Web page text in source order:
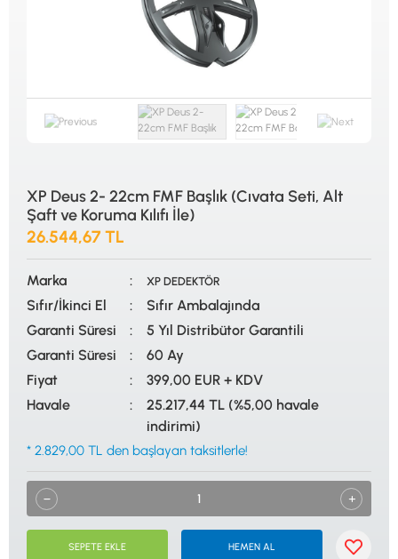
KULAKLIKLAR VE KULAKLIK BAĞLANTI
AKSESUARLARI
ŞAFTLAR VE ŞAFT AKSESUARLARI
KILIFLAR
XP
RUTUS DEDEKTÖR
FISHER
TEKNETICS
GARRETT
NOKTA
DETECH
KONYA Showroom
İhasaniye Mahallesi Vatan Caddesi Adalhan
İş Hanı 15/704 Selçuklu/KONYA
İSTANBUL
0533 061 73 68 0533 206 6086 0212 222 12 61 0332 321 45 59
© 2024 Tevafuk Elektronik LTD. ŞTİ.
Dedektör Dünyası, lider dünya markası dedektörlerin
Türkiye distribitörü olan Tevafuk Elektronik LTD. ŞTİ. resmi satış kanalıdır.
XP Deus 2- 22cm FMF Başlık (Cıvata Seti, Alt
Şaft ve Koruma Kılıfı İle)
26.544,67 TL
Marka XP DEDEKTÖR
Sıfır/İkinci El
Sıfır Ambalajında
Garanti Süresi
5 Yıl Distribütor Garantili
Garanti Süresi
60 Ay
Fiyat
399,00 EUR + KDV
Havale
25.217,44 TL (%5,00 havale
indirimi)
* 2.829,00 TL den başlayan taksitlerle!
SEPETE EKLE HEMEN AL